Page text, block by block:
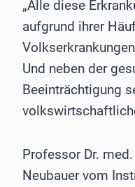
„Alle diese
aufgrund ihrer
Und neben der
Beeinträchtigung
Professor Dr.
Neubauer vom